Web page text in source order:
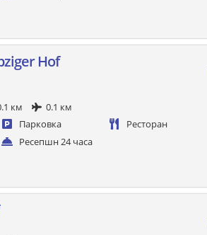
Hof
км
0.1 км
Парковка
Ресторан
Ресепшн 24 часа